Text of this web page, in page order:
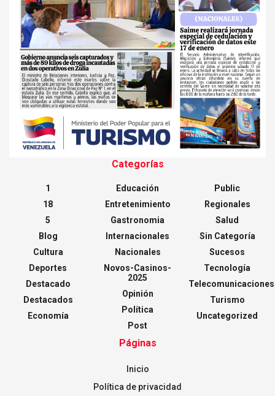
Categorías
1
18
5
Blog
Cultura
Deportes
Destacado
Destacados
Economía
Educación
Entretenimiento
Gastronomia
Internacionales
Nacionales
Novos-Casinos-
2025
Opinión
Política
Post
Public
Regionales
Salud
Sin Categoría
Sucesos
Tecnología
Telecomunicaciones
Turismo
Uncategorized
Páginas
Inicio
Política de privacidad